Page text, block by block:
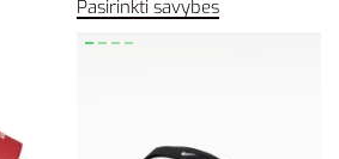
Pasirinkti savybes